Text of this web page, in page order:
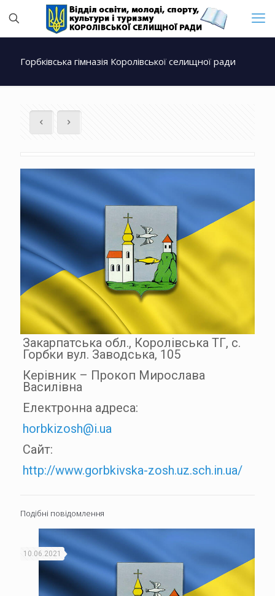
Горбківська гімназія Королівської селищної ради
Закарпатська обл., Королівська ТГ, с.
Горбки вул. Заводська, 105
Керівник – Прокоп Мирослава
Василівна
Електронна адреса:
horbkizosh@i.ua
Сайт:
http://www.gorbkivska-zosh.uz.sch.in.ua/
Подібні повідомлення
10.06.2021